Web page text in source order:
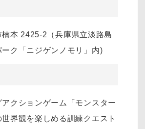
本 2425-2（兵庫県立淡路島
ク「ニジゲンノモリ」内)
クションゲーム「モンスター
界観を楽しめる訓練クエスト